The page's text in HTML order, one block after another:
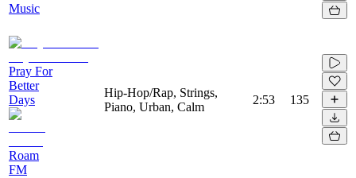
Music
Pray For
Better
Days
Roam
FM
Hip-Hop/Rap, Strings,
Piano, Urban, Calm
2:53 135